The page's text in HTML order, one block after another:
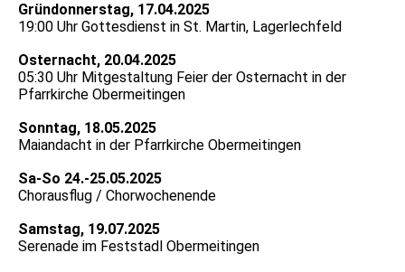
Gründonnerstag, 17.04.2025
19:00 Uhr Gottesdienst in St. Martin, Lagerlechfeld
Osternacht, 20.04.2025
05:30 Uhr Mitgestaltung Feier der Osternacht in der
Pfarrkirche Obermeitingen
Sonntag, 18.05.2025
Maiandacht in der Pfarrkirche Obermeitingen
Sa-So 24.-25.05.2025
Chorausflug / Chorwochenende
Samstag, 19.07.2025
Serenade im Feststadl Obermeitingen